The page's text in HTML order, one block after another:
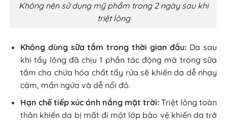
Không nên sử dụng mỹ phẩm trong 2 ngày sau khi
triệt lông
Không dùng sữa tắm trong thời gian đầu: Da sau
khi tẩy lông đã chịu 1 phần tác động mà trong sữa
tắm cho chứa hóa chất tẩy rửa sẽ khiến da dễ nhạy
cảm, mẩn ngứa và dễ nổi đỏ.
Hạn chế tiếp xúc ánh nắng mặt trời: Triệt lông toàn
thân khiến da bị mất đi một lớp bảo vệ khiến da trở